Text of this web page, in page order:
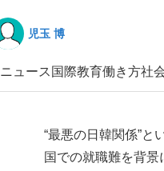
「目標達成できなかっ
児玉 博
ニュース 国際教育働き方社
“最悪の日韓関係”
国での就職難を背